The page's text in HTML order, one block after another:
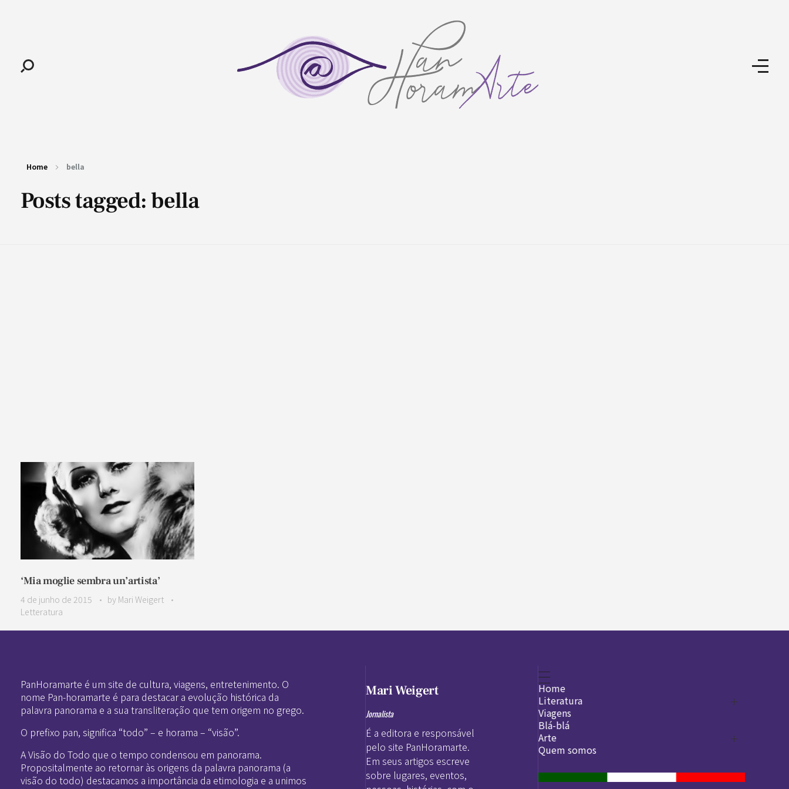
Home bella
Posts tagged: bella
‘Mia moglie sembra un’artista’
4 de junho de 2015 by Mari Weigert
Letteratura
PanHoramarte é um site de cultura, viagens, entretenimento. O
nome Pan-horamarte é para destacar a evolução histórica da
palavra panorama e a sua transliteração que tem origem no grego.
O prefixo pan, significa “todo” – e horama – “visão”.
A Visão do Todo que o tempo condensou em panorama.
Propositalmente ao retornar às origens da palavra panorama (a
visão do todo) destacamos a importância da etimologia e a unimos
Mari Weigert
Jornalista
É a editora e responsável
pelo site PanHoramarte.
Em seus artigos escreve
sobre lugares, eventos,
Home
Literatura
Legado
Viagens
Blá-blá
Arte
O que é arte
DesignSocial
Quem somos